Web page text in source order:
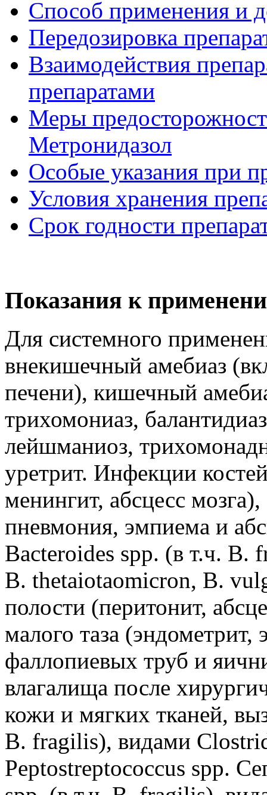
Способ применения и
Передозировка
Взаимодействия
препаратами
Меры
Метронидазол
Особые указания при
Условия хранения
Срок годности
Показания к
Для системного
внекишечный амебиаз
печени), кишечный
трихомониаз,
лейшманиоз,
уретрит. Инфекции
менингит, абсцесс
пневмония, эмпиема и
Bacteroides spp. (в т.ч. B.
B. thetaiotaomicron, B.
полости (перитонит,
малого таза (эндометрит,
фаллопиевых труб и
влагалища после
кожи и мягких тканей,
B. fragilis), видами
Peptostreptococcus spp.